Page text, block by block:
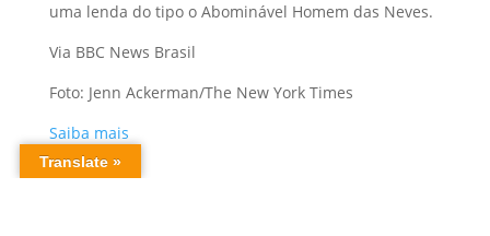
uma lenda do tipo o Abominável Homem das Neves.
Via BBC News Brasil
Foto: Jenn Ackerman/The New York Times
Saiba mais